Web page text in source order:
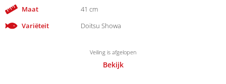
Maat
41 cm
Variëteit
Doitsu Showa
Veiling is afgelopen
Bekijk